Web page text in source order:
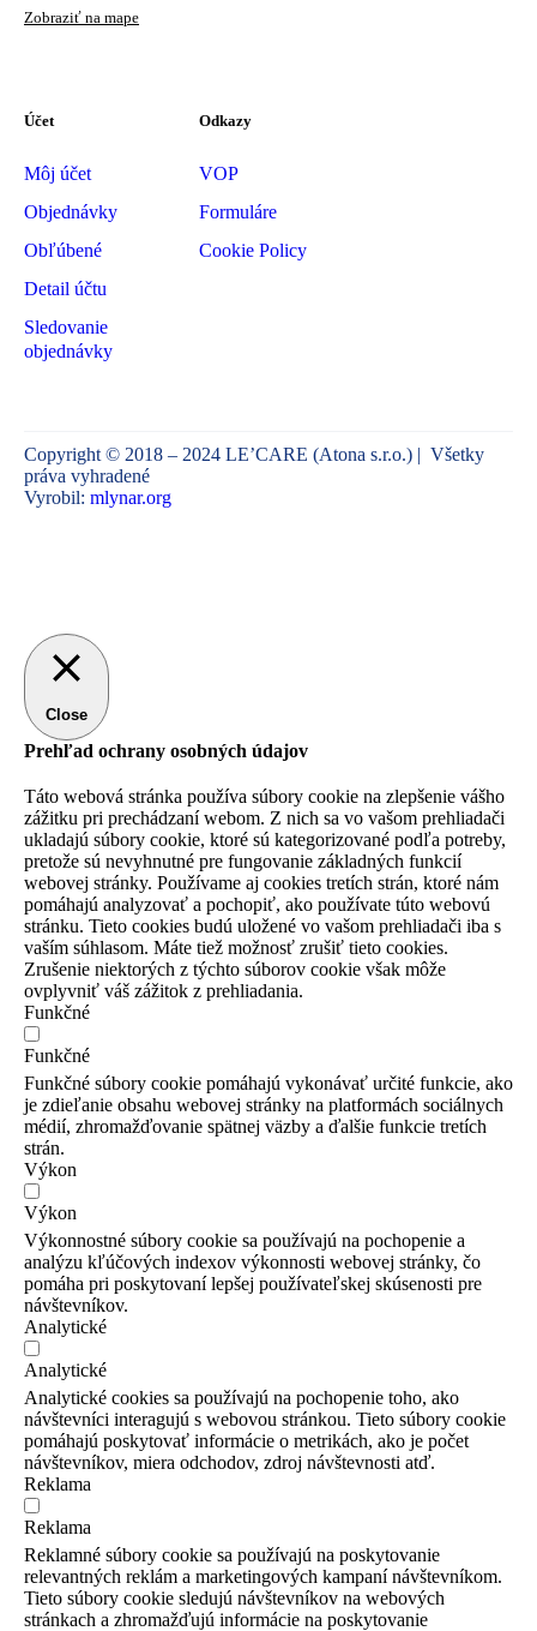
Zobraziť na mape
Účet
Môj účet
Objednávky
Obľúbené
Detail účtu
Sledovanie
objednávky
Odkazy
VOP
Formuláre
Cookie Policy
Copyright © 2018 – 2024 LE’CARE (Atona s.r.o.) | Všetky
práva vyhradené
Vyrobil: mlynar.org
Close
Prehľad ochrany osobných údajov
Táto webová stránka používa súbory cookie na zlepšenie vášho
zážitku pri prechádzaní webom. Z nich sa vo vašom prehliadači
ukladajú súbory cookie, ktoré sú kategorizované podľa potreby,
pretože sú nevyhnutné pre fungovanie základných funkcií
webovej stránky. Používame aj cookies tretích strán, ktoré nám
pomáhajú analyzovať a pochopiť, ako používate túto webovú
stránku. Tieto cookies budú uložené vo vašom prehliadači iba s
vaším súhlasom. Máte tiež možnosť zrušiť tieto cookies.
Zrušenie niektorých z týchto súborov cookie však môže
ovplyvniť váš zážitok z prehliadania.
Funkčné
Funkčné
Funkčné súbory cookie pomáhajú vykonávať určité funkcie, ako
je zdieľanie obsahu webovej stránky na platformách sociálnych
médií, zhromažďovanie spätnej väzby a ďalšie funkcie tretích
strán.
Výkon
Výkon
Výkonnostné súbory cookie sa používajú na pochopenie a
analýzu kľúčových indexov výkonnosti webovej stránky, čo
pomáha pri poskytovaní lepšej používateľskej skúsenosti pre
návštevníkov.
Analytické
Analytické
Analytické cookies sa používajú na pochopenie toho, ako
návštevníci interagujú s webovou stránkou. Tieto súbory cookie
pomáhajú poskytovať informácie o metrikách, ako je počet
návštevníkov, miera odchodov, zdroj návštevnosti atď.
Reklama
Reklama
Reklamné súbory cookie sa používajú na poskytovanie
relevantných reklám a marketingových kampaní návštevníkom.
Tieto súbory cookie sledujú návštevníkov na webových
stránkach a zhromažďujú informácie na poskytovanie